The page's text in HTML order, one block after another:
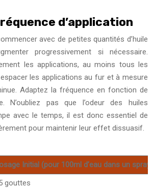
d’application
avec de petites quantités d’huile
progressivement si nécessaire.
les applications, au moins tous les
les applications au fur et à mesure
Adaptez la fréquence en fonction de
N’oubliez pas que l’odeur des huiles
avec le temps, il est donc essentiel de
pour maintenir leur effet dissuasif.
Initial (pour 100ml d’eau dans un spray)
gouttes